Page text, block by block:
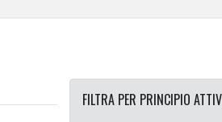
FILTRA PER PRINCIPIO